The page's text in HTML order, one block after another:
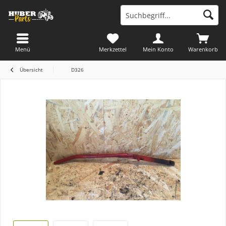
Warenkorb
Merkzettel Mein Konto
Menü
Übersicht D326